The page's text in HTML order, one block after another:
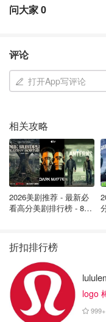
缆车游览一直持续到
临之际欣赏秋色，请
"探索全日通票"（
$10，成人票为$22。
门票可直接在蓝山网
原作者
问大家0
评论
打开App写评论
相关攻略
2026美剧推荐 - 最新必
看高分美剧排行榜 - 8月
折扣排行榜
logo
999+